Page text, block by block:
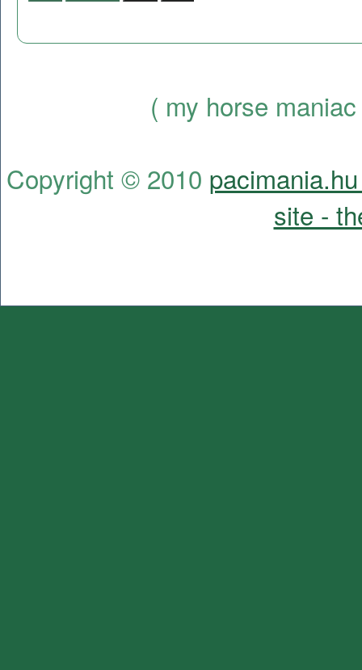
( my horse
Copyright © 2010
site -